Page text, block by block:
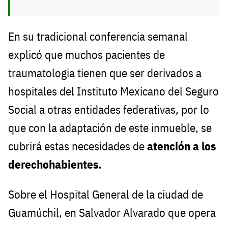
En su tradicional conferencia semanal
explicó que muchos pacientes de
traumatologia tienen que ser derivados a
hospitales del Instituto Mexicano del Seguro
Social a otras entidades federativas, por lo
que con la adaptación de este inmueble, se
cubrirá estas necesidades deatención a los
derechohabientes.
Sobre el Hospital General de la ciudad de
Guamúchil, en Salvador Alvarado que opera